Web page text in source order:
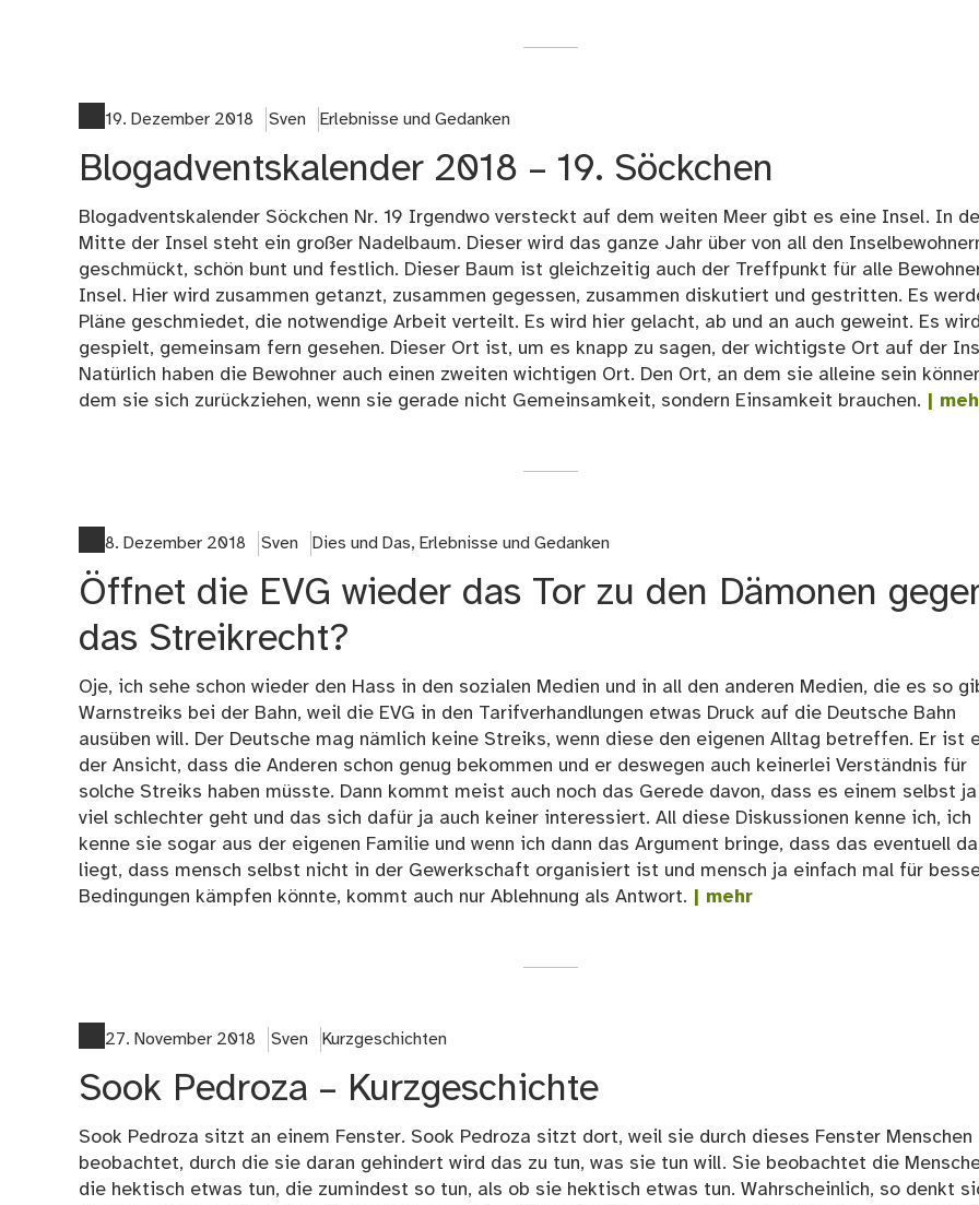
19. Dezember 2018 Sven Erlebnisse und Gedanken
Blogadventskalender 2018 – 19. Söckchen
Blogadventskalender Söckchen Nr. 19 Irgendwo versteckt auf dem weiten Meer gibt es eine Insel. In
Mitte der Insel steht ein großer Nadelbaum. Dieser wird das ganze Jahr über von all den
geschmückt, schön bunt und festlich. Dieser Baum ist gleichzeitig auch der Treffpunkt für alle
Insel. Hier wird zusammen getanzt, zusammen gegessen, zusammen diskutiert und gestritten. Es
Pläne geschmiedet, die notwendige Arbeit verteilt. Es wird hier gelacht, ab und an auch geweint. Es
gespielt, gemeinsam fern gesehen. Dieser Ort ist, um es knapp zu sagen, der wichtigste Ort auf der
Natürlich haben die Bewohner auch einen zweiten wichtigen Ort. Den Ort, an dem sie alleine sein
dem sie sich zurückziehen, wenn sie gerade nicht Gemeinsamkeit, sondern Einsamkeit brauchen. |
8. Dezember 2018 Sven Dies und Das, Erlebnisse und Gedanken
Öffnet die EVG wieder das Tor zu den Dämonen
das Streikrecht?
Oje, ich sehe schon wieder den Hass in den sozialen Medien und in all den anderen Medien, die es so
Warnstreiks bei der Bahn, weil die EVG in den Tarifverhandlungen etwas Druck auf die Deutsche Bahn
ausüben will. Der Deutsche mag nämlich keine Streiks, wenn diese den eigenen Alltag betreffen. Er ist
der Ansicht, dass die Anderen schon genug bekommen und er deswegen auch keinerlei Verständnis für
solche Streiks haben müsste. Dann kommt meist auch noch das Gerede davon, dass es einem selbst
viel schlechter geht und das sich dafür ja auch keiner interessiert. All diese Diskussionen kenne ich, ich
kenne sie sogar aus der eigenen Familie und wenn ich dann das Argument bringe, dass das eventuell
liegt, dass mensch selbst nicht in der Gewerkschaft organisiert ist und mensch ja einfach mal für
Bedingungen kämpfen könnte, kommt auch nur Ablehnung als Antwort. | mehr
27. November 2018 Sven Kurzgeschichten
Sook Pedroza – Kurzgeschichte
Sook Pedroza sitzt an einem Fenster. Sook Pedroza sitzt dort, weil sie durch dieses Fenster Menschen
beobachtet, durch die sie daran gehindert wird das zu tun, was sie tun will. Sie beobachtet die
die hektisch etwas tun, die zumindest so tun, als ob sie hektisch etwas tun. Wahrscheinlich, so denkt